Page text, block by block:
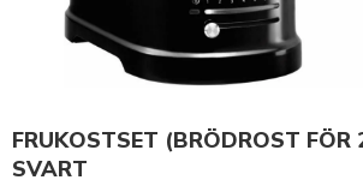
FRUKOSTSET (BRÖDROST FÖR
SVART